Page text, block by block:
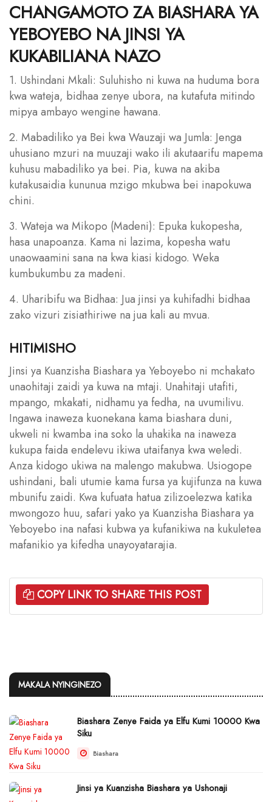
CHANGAMOTO ZA BIASHARA YA
YEBOYEBO NA JINSI YA
KUKABILIANA NAZO
1. Ushindani Mkali: Suluhisho ni kuwa na huduma bora
kwa wateja, bidhaa zenye ubora, na kutafuta mitindo
mipya ambayo wengine hawana.
2. Mabadiliko ya Bei kwa Wauzaji wa Jumla: Jenga
uhusiano mzuri na muuzaji wako ili akutaarifu mapema
kuhusu mabadiliko ya bei. Pia, kuwa na akiba
kutakusaidia kununua mzigo mkubwa bei inapokuwa
chini.
3. Wateja wa Mikopo (Madeni): Epuka kukopesha,
hasa unapoanza. Kama ni lazima, kopesha watu
unaowaamini sana na kwa kiasi kidogo. Weka
kumbukumbu za madeni.
4. Uharibifu wa Bidhaa: Jua jinsi ya kuhifadhi bidhaa
zako vizuri zisiathiriwe na jua kali au mvua.
HITIMISHO
Jinsi ya Kuanzisha Biashara ya Yeboyebo ni mchakato
unaohitaji zaidi ya kuwa na mtaji. Unahitaji utafiti,
mpango, mkakati, nidhamu ya fedha, na uvumilivu.
Ingawa inaweza kuonekana kama biashara duni,
ukweli ni kwamba ina soko la uhakika na inaweza
kukupa faida endelevu ikiwa utaifanya kwa weledi.
Anza kidogo ukiwa na malengo makubwa. Usiogope
ushindani, bali utumie kama fursa ya kujifunza na kuwa
mbunifu zaidi. Kwa kufuata hatua zilizoelezwa katika
mwongozo huu, safari yako ya Kuanzisha Biashara ya
Yeboyebo ina nafasi kubwa ya kufanikiwa na kukuletea
mafanikio ya kifedha unayoyatarajia.
COPY LINK TO SHARE THIS POST
MAKALA NYINGINEZO
Biashara Zenye Faida ya Elfu Kumi 10000 Kwa
Siku
Biashara
Jinsi ya Kuanzisha Biashara ya Ushonaji